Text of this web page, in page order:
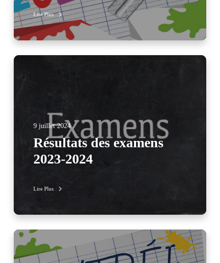
Lire Plus
9 juillet 2024
Résultats des examens
2023-2024
Lire Plus